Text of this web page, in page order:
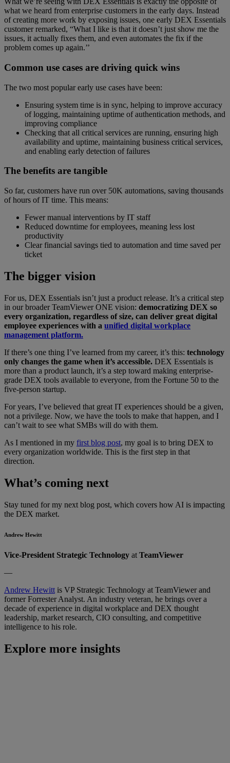
what we heard from enterprise customers in the early days. Instead
of creating more work by exposing issues, one early DEX Essentials
customer remarked, “What I like is that it doesn’t just show me the
issues, it actually fixes them, and even automates the fix if the
problem comes up again.’’
Common use cases are driving quick wins
The two most popular early use cases have been:
Ensuring system time is in sync, helping to improve accuracy
of logging, maintaining uptime of authentication methods, and
improving compliance
Checking that all critical services are running, ensuring high
availability and uptime, maintaining business critical services,
and enabling early detection of failures
The benefits are tangible
So far, customers have run over 50K automations, saving thousands
of hours of IT time. This means:
Fewer manual interventions by IT staff
Reduced downtime for employees, meaning less lost
productivity
Clear financial savings tied to automation and time saved per
ticket
The bigger vision
For us, DEX Essentials isn’t just a product release. It’s a critical step
in our broader TeamViewer ONE vision: democratizing DEX so
every organization, regardless of size, can deliver great digital
employee experiences with a unified digital workplace
management platform.
If there’s one thing I’ve learned from my career, it’s this: technology
only changes the game when it’s accessible. DEX Essentials is
more than a product launch, it’s a step toward making enterprise-
grade DEX tools available to everyone, from the Fortune 50 to the
five-person startup.
For years, I’ve believed that great IT experiences should be a given,
not a privilege. Now, we have the tools to make that happen, and I
can’t wait to see what SMBs will do with them.
As I mentioned in my first blog post, my goal is to bring DEX to
every organization worldwide. This is the first step in that
direction.
What’s coming next
Stay tuned for my next blog post, which covers how AI is impacting
the DEX market.
Andrew Hewitt
Vice-President Strategic Technology at TeamViewer
—
Andrew Hewitt is VP Strategic Technology at TeamViewer and
former Forrester Analyst. An industry veteran, he brings over a
decade of experience in digital workplace and DEX thought
leadership, market research, CIO consulting, and competitive
intelligence to his role.
Explore more insights